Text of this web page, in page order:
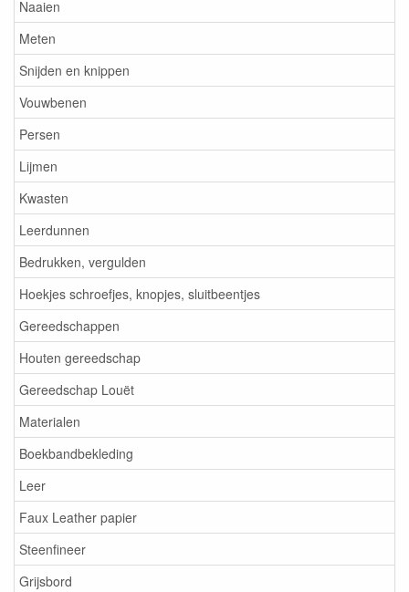
Naaien
Meten
Snijden en knippen
Vouwbenen
Persen
Lijmen
Kwasten
Leerdunnen
Bedrukken, vergulden
Hoekjes schroefjes, knopjes, sluitbeentjes
Gereedschappen
Houten gereedschap
Gereedschap Louët
Materialen
Boekbandbekleding
Leer
Faux Leather papier
Steenfineer
Grijsbord